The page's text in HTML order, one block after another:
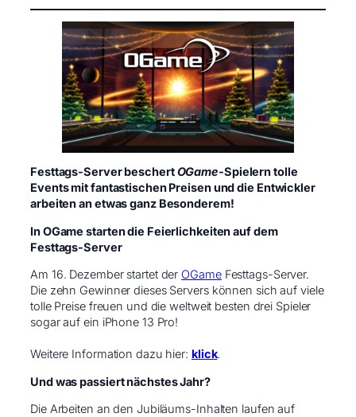
Festtags-Server beschertOGame-Spielern tolle
Events mit fantastischen Preisen und die Entwickler
arbeiten an etwas ganz Besonderem!
In OGame starten die Feierlichkeiten auf dem
Festtags-Server
Am 16. Dezember startet der OGameFesttags-Server.
Die zehn Gewinner dieses Servers können sich auf viele
tolle Preise freuen und die weltweit besten drei Spieler
sogar auf ein iPhone 13 Pro! ​
Weitere Information dazu hier: klick.
Und was passiert nächstes Jahr?
Die Arbeiten an den Jubiläums-Inhalten laufen auf